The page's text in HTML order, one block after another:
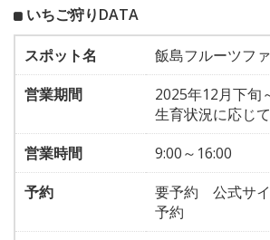
いちご狩りDATA
スポット名
飯島フルーツフ
営業期間
2025年12月下旬
生育状況に応じ
営業時間
9:00～16:00
予約
要予約 公式サ
予約